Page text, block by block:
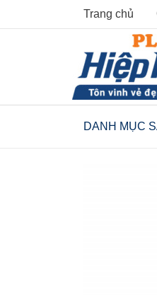
to
Trang chủ
DANH MỤC